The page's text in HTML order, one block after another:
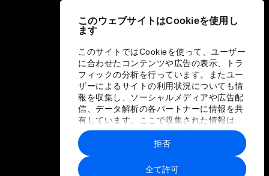
このウェブサイトはCookieを使用し
ます
このサイトではCookieを使って、ユーザー
に合わせたコンテンツや広告の表示、トラ
フィックの分析を行っています。またユー
ザーによるサイトの利用状況についても情
報を収集し、ソーシャルメディアや広告配
信、データ解析の各パートナーに情報を共
有しています。ここで収集された情報は、
ユーザーが各パートナーに提供した他の情
報や各パートナーのサービスを使用した際
に収集された情報と組み合わされ、各パー
トナーによって使用されることがありま
全て許可
拒否